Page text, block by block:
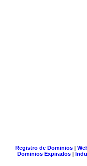
Registro de Dominios|
Dominios Expirados |